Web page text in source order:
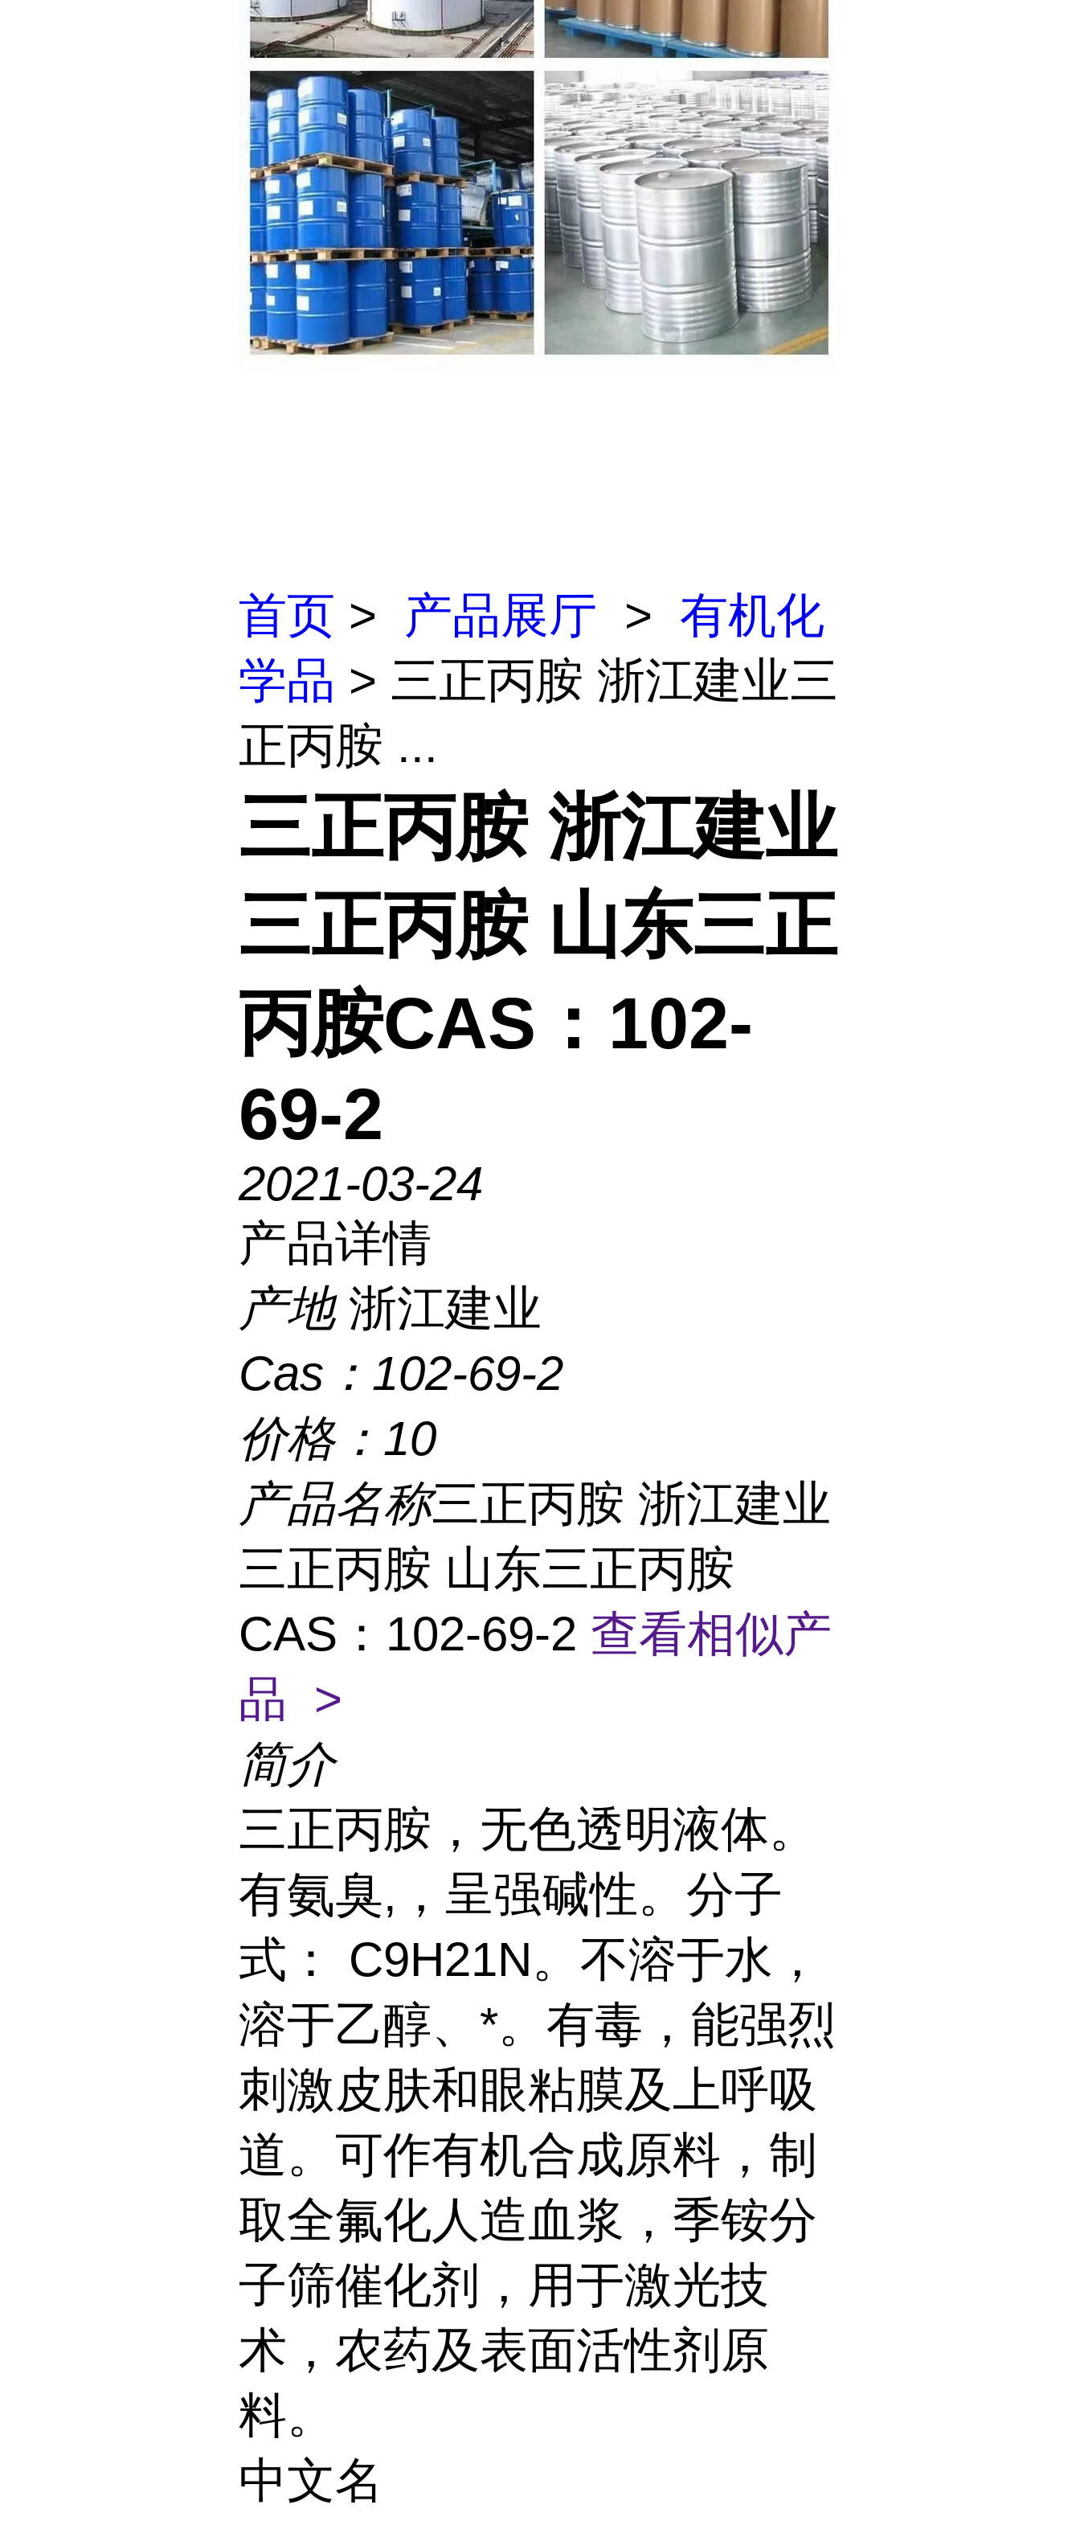
首页 > 产品展厅 > 有机化
学品 > 三正丙胺 浙江建业三
正丙胺 ...
三正丙胺 浙江建业
三正丙胺 山东三正
丙胺CAS：102-
69-2
2021-03-24
产品详情
产地 浙江建业
Cas： 102-69-2
价格： 10
产品名称三正丙胺 浙江建业
三正丙胺 山东三正丙胺
CAS：102-69-2 查看相似产
品 >
简介
三正丙胺，无色透明液体。
有氨臭,，呈强碱性。分子
式： C9H21N。不溶于水，
溶于乙醇、*。有毒，能强烈
刺激皮肤和眼粘膜及上呼吸
道。可作有机合成原料，制
取全氟化人造血浆，季铵分
子筛催化剂，用于激光技
术，农药及表面活性剂原
料。
中文名